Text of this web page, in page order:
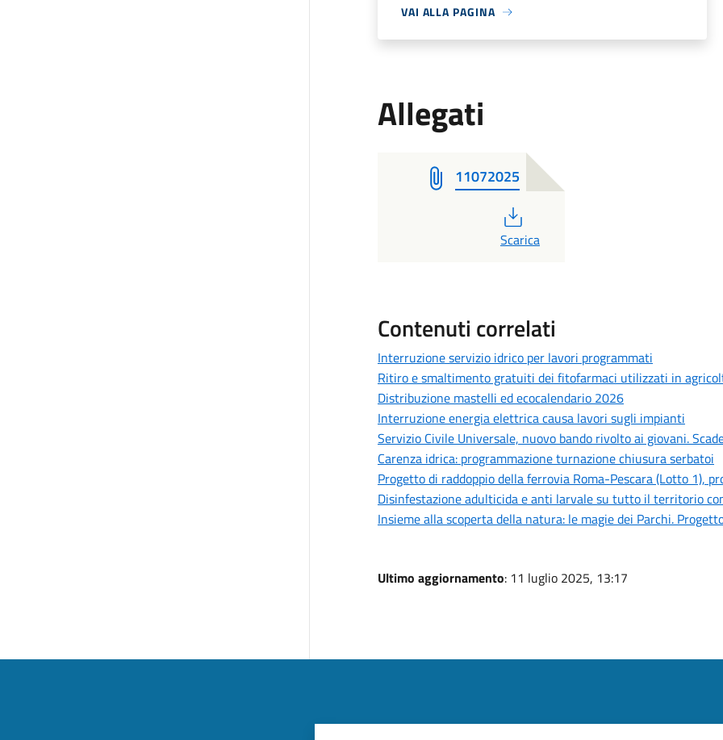
VAI ALLA PAGINA
Allegati
11072025
PDF
Scarica
Contenuti correlati
Interruzione servizio idrico per lavori programmati
Ritiro e smaltimento gratuiti dei fitofarmaci utilizzati in
Distribuzione mastelli ed ecocalendario 2026
Interruzione energia elettrica causa lavori sugli impianti
Servizio Civile Universale, nuovo bando rivolto ai giovani.
Carenza idrica: programmazione turnazione chiusura serbatoi
Progetto di raddoppio della ferrovia Roma-Pescara (Lotto 1),
Disinfestazione adulticida e anti larvale su tutto il territorio
Insieme alla scoperta della natura: le magie dei Parchi.
Ultimo aggiornamento: 11 luglio 2025, 13:17